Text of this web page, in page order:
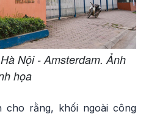
Nội - Amsterdam. Ảnh
họa
cho rằng, khối ngoài công